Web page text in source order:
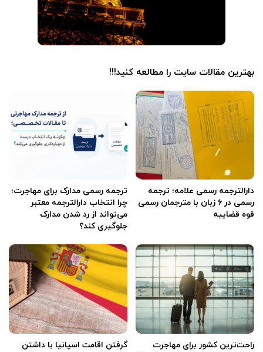
بهترین مقالات سایت را مطالعه کنید!!!
دارالترجمه رسمی علامه؛ ترجمه
رسمی در ۶ زبان با مترجمان رسمی
قوه قضاییه
ترجمه رسمی مدارک برای مهاجرت؛
چرا انتخاب دارالترجمه معتبر
می‌تواند از رد شدن مدارک
جلوگیری کند؟
راحت‌ترین کشور برای مهاجرت
گرفتن اقامت اسپانیا با داشتن